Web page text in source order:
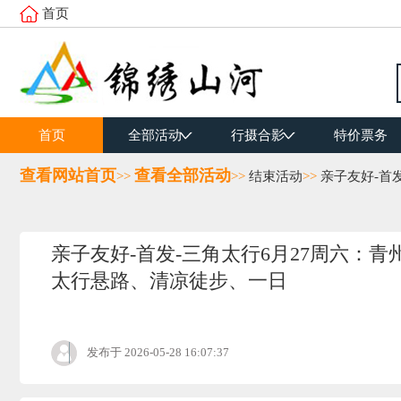
首页
首页 全部活动 行摄合影 特价票务
查看网站首页>> 查看全部活动>> 结束活动>> 亲子友好-首
亲子友好-首发-三角太行6月27周六：
太行悬路、清凉徒步、一日
发布于 2026-05-28 16:07:37